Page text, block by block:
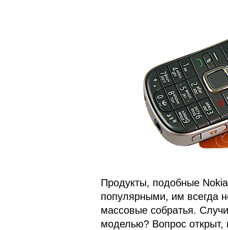
Продукты, подобные
популярными, им всегда
массовые собратья.
моделью? Вопрос открыт,